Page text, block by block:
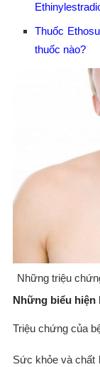
Thuốc
thuốc nào?
Những triệu
Những biểu
Triệu chứng của
Sức khỏe và chất